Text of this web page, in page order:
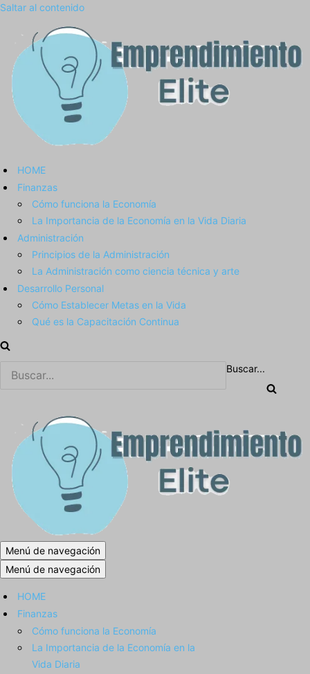
Saltar al contenido
HOME
Finanzas
Cómo funciona la Economía
La Importancia de la Economía en la Vida Diaria
Administración
Principios de la Administración
La Administración como ciencia técnica y arte
Desarrollo Personal
Cómo Establecer Metas en la Vida
Qué es la Capacitación Continua
Buscar...
Menú de navegación
Menú de navegación
HOME
Finanzas
Cómo funciona la Economía
La Importancia de la Economía en la
Vida Diaria